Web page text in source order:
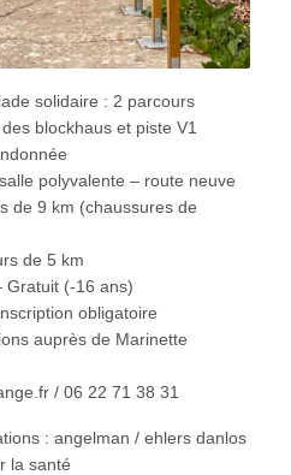
solidaire : 2 parcours
blockhaus et piste V1
polyvalente – route neuve
de 9 km (chaussures de
de 5 km
Gratuit (-16 ans)
obligatoire
auprès de Marinette
/ 06 22 71 38 31
: angelman / ehlers danlos
la santé